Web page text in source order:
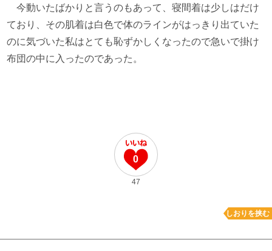
今動いたばかりと言うのもあって、寝間着は少しはだけ
ており、その肌着は白色で体のラインがはっきり出ていた
のに気づいた私はとても恥ずかしくなったので急いで掛け
布団の中に入ったのであった。
0
47
しおりを挟む